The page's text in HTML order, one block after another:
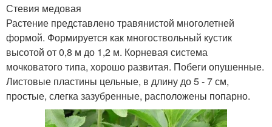
Стевия медовая
Растение представлено травянистой многолетней
формой. Формируется как многоствольный кустик
высотой от 0,8 м до 1,2 м. Корневая система
мочковатого типа, хорошо развитая. Побеги опушенные.
Листовые пластины цельные, в длину до 5 - 7 см,
простые, слегка зазубренные, расположены попарно.